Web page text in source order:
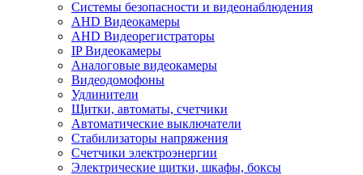
Системы безопасности и видеонаблюдения
AHD Видеокамеры
AHD Видеорегистраторы
IP Видеокамеры
Аналоговые видеокамеры
Видеодомофоны
Удлинители
Щитки, автоматы, счетчики
Автоматические выключатели
Стабилизаторы напряжения
Счетчики электроэнергии
Электрические щитки, шкафы, боксы